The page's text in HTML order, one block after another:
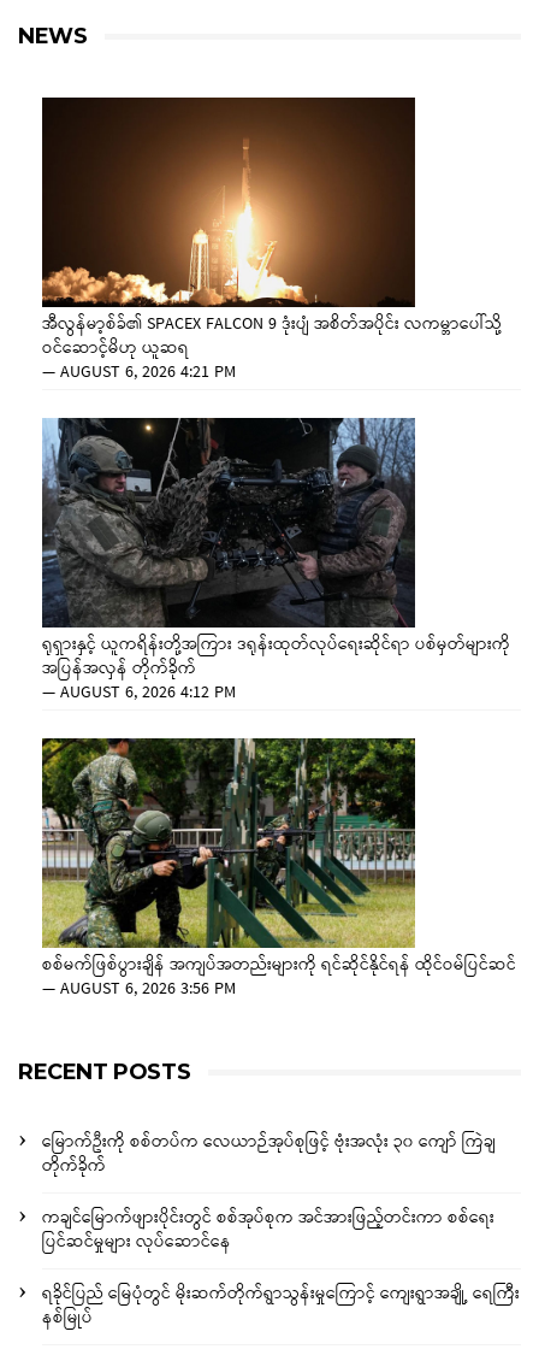
NEWS
အီလွန်မာ့စ်ခ်၏ SPACEX FALCON 9 ဒုံးပျံ အစိတ်အပိုင်း လကမ္ဘာပေါ်သို့
ဝင်ဆောင့်မိဟု ယူဆရ
—AUGUST 6, 2026 4:21 PM
ရုရှားနှင့် ယူကရိန်းတို့အကြား ဒရုန်းထုတ်လုပ်ရေးဆိုင်ရာ ပစ်မှတ်များကို
အပြန်အလှန် တိုက်ခိုက်
—AUGUST 6, 2026 4:12 PM
စစ်မက်ဖြစ်ပွားချိန် အကျပ်အတည်းများကို ရင်ဆိုင်နိုင်ရန် ထိုင်ဝမ်ပြင်ဆင်
—AUGUST 6, 2026 3:56 PM
RECENT POSTS
မြောက်ဦးကို စစ်တပ်က လေယာဉ်အုပ်စုဖြင့် ဗုံးအလုံး ၃၀ ကျော် ကြဲချ
တိုက်ခိုက်
ကချင်မြောက်ဖျားပိုင်းတွင် စစ်အုပ်စုက အင်အားဖြည့်တင်းကာ စစ်ရေး
ပြင်ဆင်မှုများ လုပ်ဆောင်နေ
ရခိုင်ပြည် မြေပုံတွင် မိုးဆက်တိုက်ရွာသွန်းမှုကြောင့် ကျေးရွာအချို့ ရေကြီး
နစ်မြုပ်